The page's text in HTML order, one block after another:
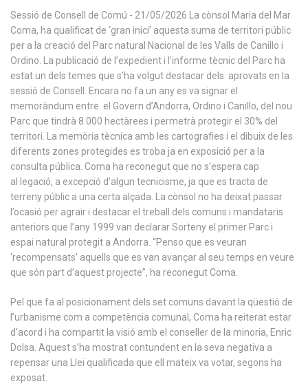
Sessió de Consell de Comú - 21/05/2026 La cònsol Maria del Mar
Coma, ha qualificat de ‘gran inici’ aquesta suma de territori públic
per a la creació del Parc natural Nacional de les Valls de Canillo i
Ordino. La publicació de l’expedient i l’informe tècnic del Parc ha
estat un dels temes que s’ha volgut destacar dels aprovats en la
sessió de Consell. Encara no fa un any es va signar el
memoràndum entre el Govern d’Andorra, Ordino i Canillo, del nou
Parc que tindrà 8.000 hectàrees i permetrà protegir el 30% del
territori. La memòria tècnica amb les cartografies i el dibuix de les
diferents zones protegides es troba ja en exposició per a la
consulta pública. Coma ha reconegut que no s’espera cap
al·legació, a excepció d’algun tecnicisme, ja que es tracta de
terreny públic a una certa alçada. La cònsol no ha deixat passar
l’ocasió per agrair i destacar el treball dels comuns i mandataris
anteriors que l’any 1999 van declarar Sorteny el primer Parc i
espai natural protegit a Andorra. “Penso que es veuran
‘recompensats’ aquells que es van avançar al seu temps en veure
que són part d’aquest projecte”, ha reconegut Coma.
Pel que fa al posicionament dels set comuns davant la qüestió de
l’urbanisme com a competència comunal, Coma ha reiterat estar
d’acord i ha compartit la visió amb el conseller de la minoria, Enric
Dolsa. Aquest s’ha mostrat contundent en la seva negativa a
repensar una Llei qualificada que ell mateix va votar, segons ha
exposat.